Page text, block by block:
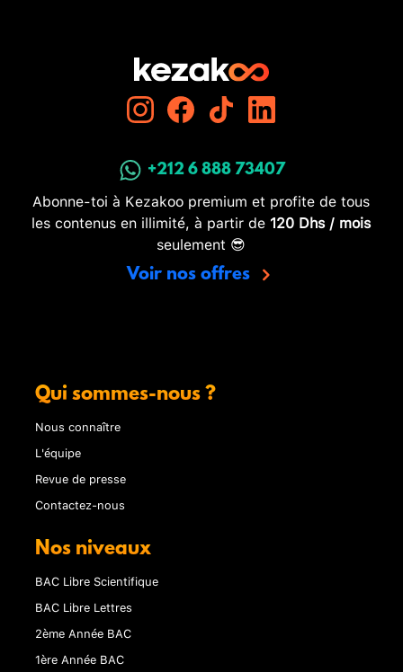
+212 6 888 73407
Abonne-toi à Kezakoo premium et profite de tous
les contenus en illimité, à partir de 120 Dhs / mois
seulement 😎
Voir nos offres
Qui sommes-nous ?
Nous connaître
L'équipe
Revue de presse
Contactez-nous
Nos niveaux
BAC Libre Scientifique
BAC Libre Lettres
2ème Année BAC
1ère Année BAC